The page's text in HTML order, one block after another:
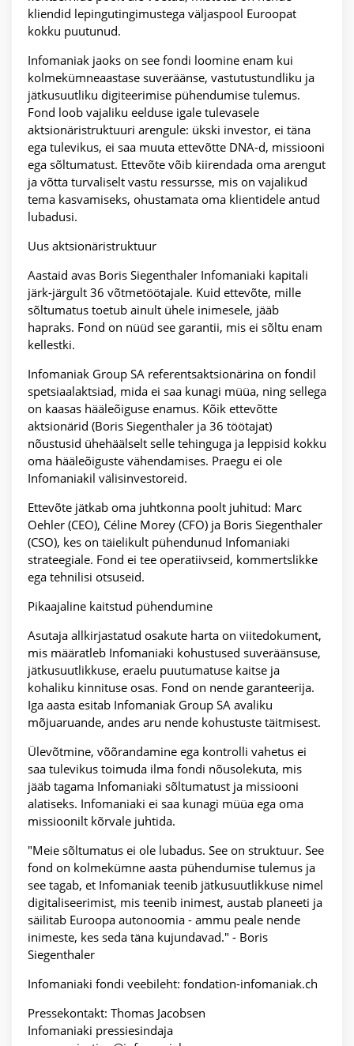
kliendid lepingutingimustega väljaspool Euroopat
kokku puutunud.
Infomaniak jaoks on see fondi loomine enam kui
kolmekümneaastase suveräänse, vastutustundliku ja
jätkusuutliku digiteerimise pühendumise tulemus.
Fond loob vajaliku eelduse igale tulevasele
aktsionäristruktuuri arengule: ükski investor, ei täna
ega tulevikus, ei saa muuta ettevõtte DNA-d, missiooni
ega sõltumatust. Ettevõte võib kiirendada oma arengut
ja võtta turvaliselt vastu ressursse, mis on vajalikud
tema kasvamiseks, ohustamata oma klientidele antud
lubadusi.
Uus aktsionäristruktuur
Aastaid avas Boris Siegenthaler Infomaniaki kapitali
järk-järgult 36 võtmetöötajale. Kuid ettevõte, mille
sõltumatus toetub ainult ühele inimesele, jääb
hapraks. Fond on nüüd see garantii, mis ei sõltu enam
kellestki.
Infomaniak Group SA referentsaktsionärina on fondil
spetsiaalaktsiad, mida ei saa kunagi müüa, ning sellega
on kaasas hääleõiguse enamus. Kõik ettevõtte
aktsionärid (Boris Siegenthaler ja 36 töötajat)
nõustusid ühehäälselt selle tehinguga ja leppisid kokku
oma hääleõiguste vähendamises. Praegu ei ole
Infomaniakil välisinvestoreid.
Ettevõte jätkab oma juhtkonna poolt juhitud: Marc
Oehler (CEO), Céline Morey (CFO) ja Boris Siegenthaler
(CSO), kes on täielikult pühendunud Infomaniaki
strateegiale. Fond ei tee operatiivseid, kommertslikke
ega tehnilisi otsuseid.
Pikaajaline kaitstud pühendumine
Asutaja allkirjastatud osakute harta on viitedokument,
mis määratleb Infomaniaki kohustused suveräänsuse,
jätkusuutlikkuse, eraelu puutumatuse kaitse ja
kohaliku kinnituse osas. Fond on nende garanteerija.
Iga aasta esitab Infomaniak Group SA avaliku
mõjuaruande, andes aru nende kohustuste täitmisest.
Ülevõtmine, võõrandamine ega kontrolli vahetus ei
saa tulevikus toimuda ilma fondi nõusolekuta, mis
jääb tagama Infomaniaki sõltumatust ja missiooni
alatiseks. Infomaniaki ei saa kunagi müüa ega oma
missioonilt kõrvale juhtida.
"Meie sõltumatus ei ole lubadus. See on struktuur. See
fond on kolmekümne aasta pühendumise tulemus ja
see tagab, et Infomaniak teenib jätkusuutlikkuse nimel
digitaliseerimist, mis teenib inimest, austab planeeti ja
säilitab Euroopa autonoomia - ammu peale nende
inimeste, kes seda täna kujundavad." - Boris
Siegenthaler
Infomaniaki fondi veebileht: fondation-infomaniak.ch
Pressekontakt: Thomas Jacobsen
Infomaniaki pressiesindaja